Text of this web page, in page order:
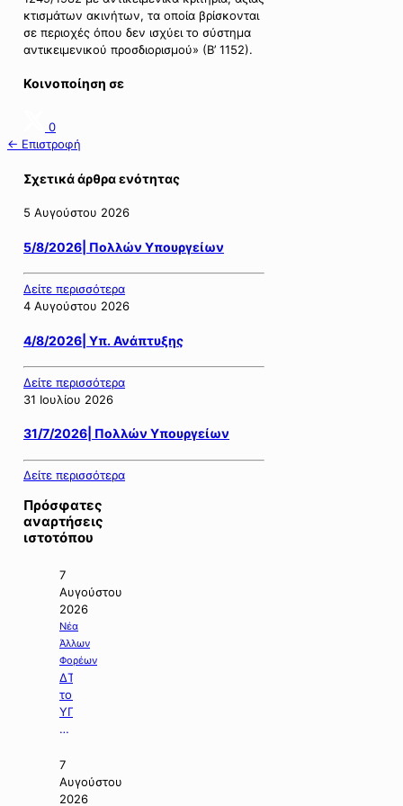
κτισμάτων ακινήτων, τα οποία βρίσκονται
σε περιοχές όπου δεν ισχύει το σύστημα
αντικειμενικού προσδιορισμού» (Β’ 1152).
Κοινοποίηση σε
0
← Επιστροφή
Σχετικά άρθρα ενότητας
5 Αυγούστου 2026
5/8/2026| Πολλών Υπουργείων
Δείτε περισσότερα
4 Αυγούστου 2026
4/8/2026| Υπ. Ανάπτυξης
Δείτε περισσότερα
31 Ιουλίου 2026
31/7/2026| Πολλών Υπουργείων
Δείτε περισσότερα
Πρόσφατες
αναρτήσεις
ιστοτόπου
7
Αυγούστου
2026
Νέα
Άλλων
Φορέων
ΔΤ
του
ΥΠΠΕΝ
με
«Ειδικό
Χωροταξικό
Πλαίσιο
7
Αυγούστου
2026